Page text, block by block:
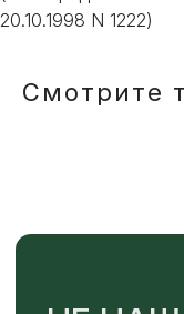
20.10.1998 N 1222)
Смотрите
Или напишите нам